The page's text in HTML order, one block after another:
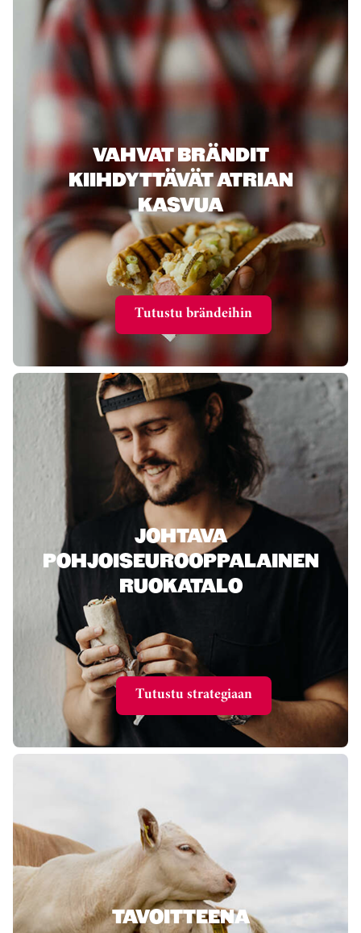
VAHVAT BRÄNDIT
KIIHDYTTÄVÄT ATRIAN
KASVUA
Tutustu brändeihin
JOHTAVA
POHJOISEUROOPPALAINEN
RUOKATALO
Tutustu strategiaan
TAVOITTEENA